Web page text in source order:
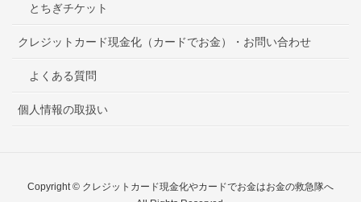
とちぎチケット
クレジットカード現金化（カードでお金）・お問い合わせ
よくある質問
個人情報の取扱い
Copyright © クレジットカード現金化やカードでお金はお金の救急隊へ